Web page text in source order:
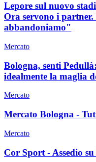
Lepore sul nuovo
Ora servono i
abbandoniamo"
Mercato
Bologna, senti
idealmente la maglia
Mercato
Mercato Bologna -
Mercato
Cor Sport - Assedio